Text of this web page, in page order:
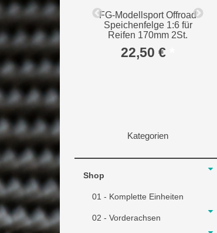
- liegend -
TITAN
€ *
FG-Modellsport Offroad
Speichenfelge 1:6 für
Reifen 170mm 2St.
22,50 €
Kategorien
Shop
01 - Komplette Einheiten
02 - Vorderachsen